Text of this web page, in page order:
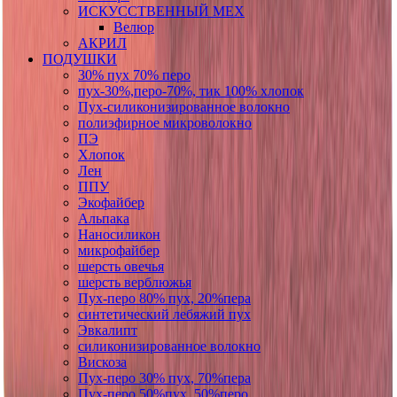
ИСКУССТВЕННЫЙ МЕХ
Велюр
АКРИЛ
ПОДУШКИ
30% пух 70% перо
пух-30%,перо-70%, тик 100% хлопок
Пух-силиконизированное волокно
полиэфирное микроволокно
ПЭ
Хлопок
Лен
ППУ
Экофайбер
Альпака
Наносиликон
микрофайбер
шерсть овечья
шерсть верблюжья
Пух-перо 80% пух, 20%пера
синтетический лебяжий пух
Эвкалипт
силиконизированное волокно
Вискоза
Пух-перо 30% пух, 70%пера
Пух-перо 50%пух, 50%перо